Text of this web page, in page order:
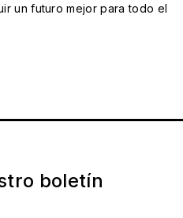
un futuro mejor para todo el
boletín